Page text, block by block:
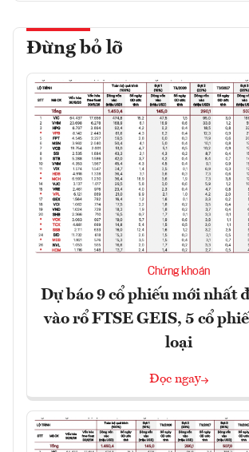
Đừng bỏ lỡ
Chứng khoán
Dự báo 9 cổ phiếu mới nhất
vào rổ FTSE GEIS, 5 cổ
loại
Đọc ngay